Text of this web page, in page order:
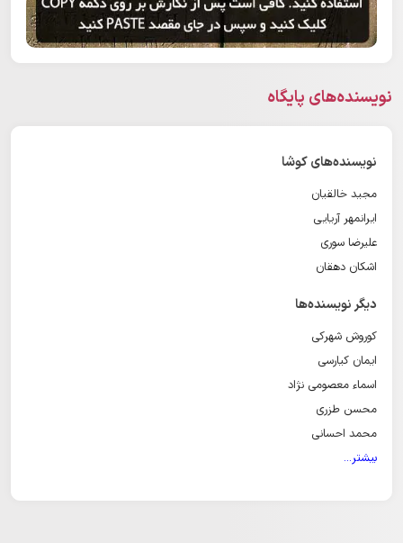
نویسنده‌های پایگاه
نویسنده‌های کوشا
مجید خالقیان
ایرانمهر آریایی
علیرضا سوری
اشکان دهقان
دیگر نویسنده‌ها
کوروش شهرکی
ایمان کیارسی
اسماء معصومی نژاد
محسن طزری
محمد احسانی
بیشتر...